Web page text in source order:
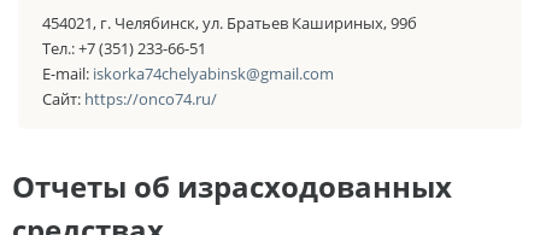
454021, г. Челябинск, ул. Братьев Кашириных, 99б
Тел.: +7 (351) 233-66-51
E-mail: iskorka74chelyabinsk@gmail.com
Сайт: https://onco74.ru/
Отчеты об израсходованных